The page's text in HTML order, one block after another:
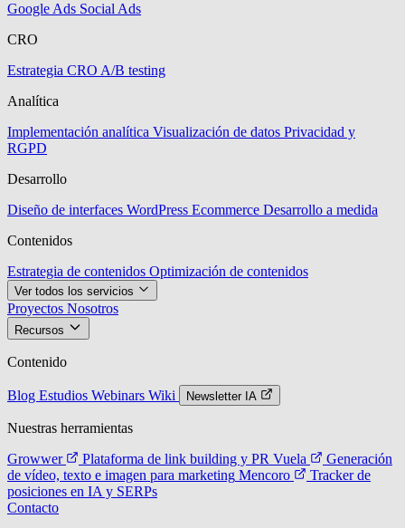
Google Ads Social Ads
CRO
Estrategia CRO A/B testing
Analítica
Implementación analítica Visualización de datos Privacidad y
RGPD
Desarrollo
Diseño de interfaces WordPress Ecommerce Desarrollo a medida
Contenidos
Estrategia de contenidos Optimización de contenidos
Ver todos los servicios
Proyectos Nosotros
Recursos
Contenido
Blog Estudios Webinars Wiki Newsletter IA
Nuestras herramientas
Growwer
Plataforma de link building y PR Vuela
Generación
de vídeo, texto e imagen para marketing Mencoro
Tracker de
posiciones en IA y SERPs
Contacto